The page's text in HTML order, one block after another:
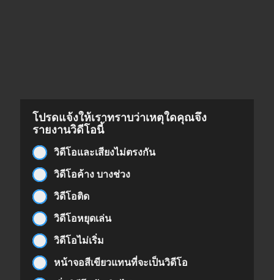
โปรดแจ้งให้เราทราบว่าเหตุใดคุณจึง
รายงานวิดีโอนี้
วิดีโอและเสียงไม่ตรงกัน
วิดีโอค้าง บางช่วง
วิดีโอติด
วิดีโอหยุดเล่น
วิดีโอไม่เริ่ม
หน้าจอสีเขียวแทนที่จะเป็นวิดีโอ